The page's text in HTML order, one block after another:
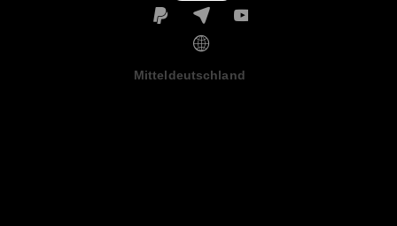
Mitteldeutschland TV